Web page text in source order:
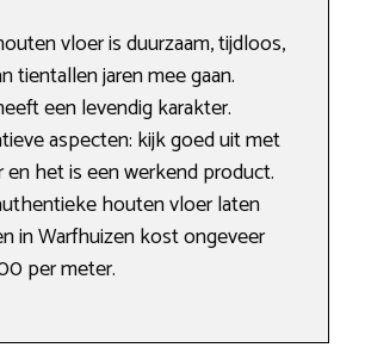
vloer is duurzaam, tijdloos,
tientallen jaren mee gaan.
een levendig karakter.
aspecten: kijk goed uit met
en het is een werkend product.
houten vloer laten
in Warfhuizen kost ongeveer
per meter.